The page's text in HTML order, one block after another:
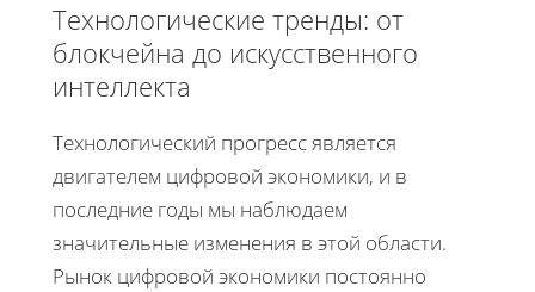
Технологические тренды: от
блокчейна до искусственного
интеллекта
Технологический прогресс является
двигателем цифровой экономики, и в
последние годы мы наблюдаем
значительные изменения в этой области.
Рынок цифровой экономики постоянно